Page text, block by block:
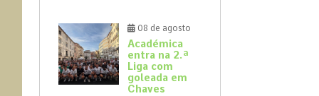
08 de agosto
Académica
entra na 2.ª
Liga com
goleada em
Chaves